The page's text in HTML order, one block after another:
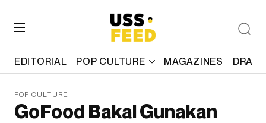
EDITORIAL POP CULTURE MAGAZINES
POP CULTURE
GoFood Bakal Gunakan